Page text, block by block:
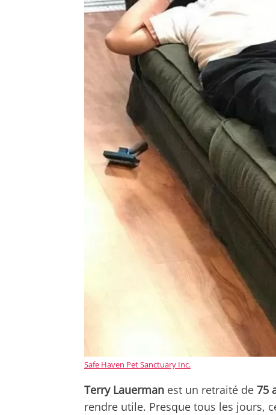
Safe Haven Pet Sanctuary Inc.
Terry Lauerman est un retraité de 75
rendre utile. Presque tous les jours,